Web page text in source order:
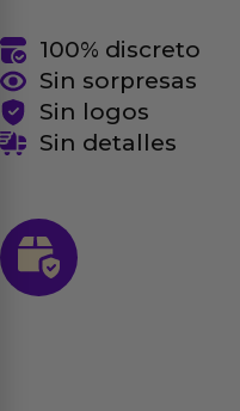
100% discreto
Sin sorpresas
Sin logos
Sin detalles